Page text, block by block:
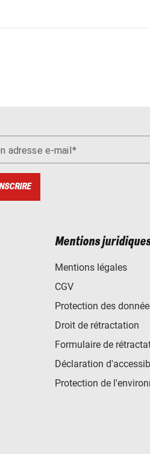
adresse e-mail
Mentions
Mentions légales
CGV
Protection des
Droit de rétractation
Formulaire de
Déclaration
Protection de